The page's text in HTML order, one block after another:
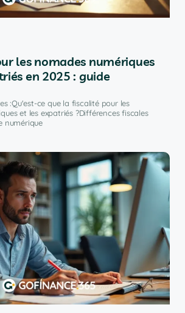
les nomades numériques
en 2025 : guide
:Qu'est-ce que la fiscalité pour les
et les expatriés ?Différences fiscales
numérique